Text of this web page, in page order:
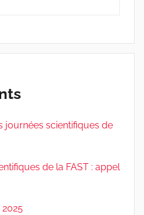
journées scientifiques de
de la FAST : appel